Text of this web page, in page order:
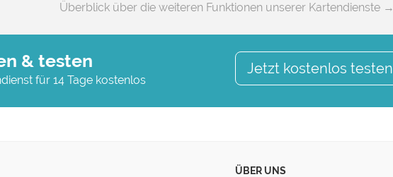
Überblick über die weiteren Funktionen unserer Kartendienste →
& testen
für 14 Tage kostenlos
Jetzt kostenlos testen
ÜBER UNS